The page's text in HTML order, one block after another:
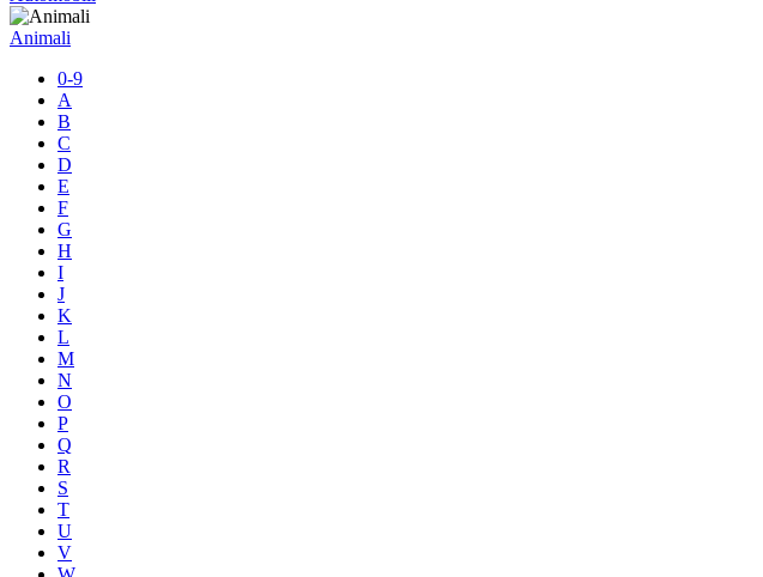
Animali
0-9
A
B
C
D
E
F
G
H
I
J
K
L
M
N
O
P
Q
R
S
T
U
V